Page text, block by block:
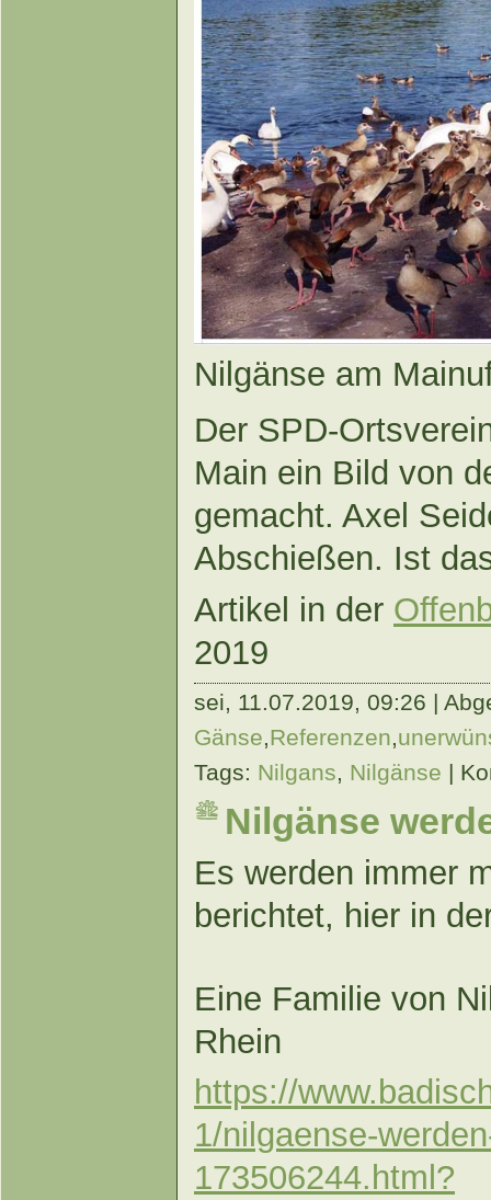
Nilgänse am
Der SPD-
Main ein Bild von
gemacht. Axel
Abschießen. Ist
Artikel in der
2019
sei, 11.07.2019, 09:26 |
Gänse,Referenzen,
Tags: Nilgans, Nilgänse |
Nilgänse
Es werden immer
berichtet, hier in
Eine Familie von
Rhein
https://
1/nilgaense-
173506244.html?